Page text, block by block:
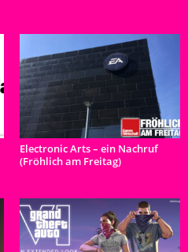
Electronic Arts – ein Nachruf
(Fröhlich am Freitag)